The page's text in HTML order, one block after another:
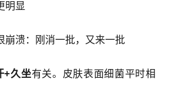
明显
崩溃：刚消一批，又来一批
+久坐有关。皮肤表面细菌平时相